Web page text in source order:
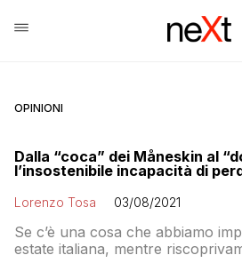
OPINIONI
Dalla “coca” dei Måneskin al
l’insostenibile incapacità di
Lorenzo Tosa 03/08/2021
Se c’è una cosa che abbiamo
estate italiana, mentre